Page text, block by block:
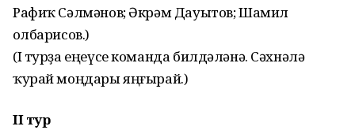
Рафиҡ Сәлмәнов; Әкрәм Дауытов; Шамил
Ҡолбарисов.)
(I турҙа еңеүсе команда билдәләнә. Сәхнәлә
ҡурай моңдары яңғырай.)
II тур